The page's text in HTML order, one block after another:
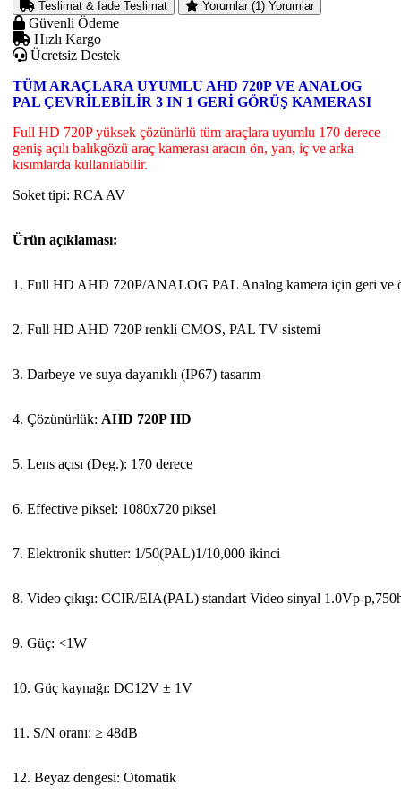
Teslimat & İade Teslimat Yorumlar (1) Yorumlar
Güvenli Ödeme
Hızlı Kargo
Ücretsiz Destek
TÜM ARAÇLARA UYUMLU AHD 720P VE ANALOG
PAL ÇEVRİLEBİLİR 3 IN 1 GERİ GÖRÜŞ KAMERASI
Full HD 720P yüksek çözünürlü tüm araçlara uyumlu 170 derece
geniş açılı balıkgözü araç kamerası aracın ön, yan, iç ve arka
kısımlarda kullanılabilir.
Soket tipi: RCA AV
Ürün açıklaması:
1. Full HD AHD 720P/ANALOG PAL Analog kamera için geri ve
2. Full HD AHD 720P renkli CMOS, PAL TV sistemi
3. Darbeye ve suya dayanıklı (IP67) tasarım
4. Çözünürlük: AHD 720P HD
5. Lens açısı (Deg.): 170 derece
6. Effective piksel: 1080x720 piksel
7. Elektronik shutter: 1/50(PAL)1/10,000 ikinci
8. Video çıkışı: CCIR/EIA(PAL) standart Video sinyal 1.0Vp-
9. Güç: <1W
10. Güç kaynağı: DC12V ± 1V
11. S/N oranı: ≥ 48dB
12. Beyaz dengesi: Otomatik